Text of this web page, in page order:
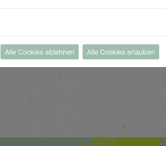
Alle Cookies ablehnen Alle Cookies erlauben